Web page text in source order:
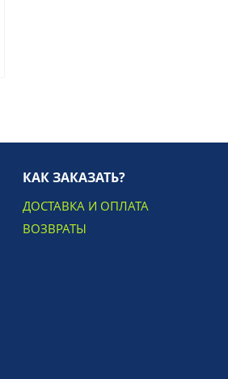
КАК ЗАКАЗАТЬ?
ДОСТАВКА И ОПЛАТА
ВОЗВРАТЫ